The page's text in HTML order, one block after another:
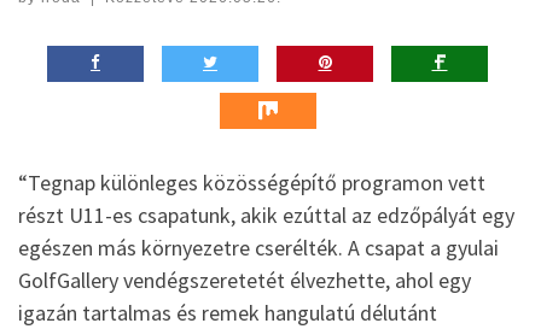
“Tegnap különleges közösségépítő programon vett
részt U11-es csapatunk, akik ezúttal az edzőpályát egy
egészen más környezetre cserélték. A csapat a gyulai
GolfGallery vendégszeretetét élvezhette, ahol egy
igazán tartalmas és remek hangulatú délutánt